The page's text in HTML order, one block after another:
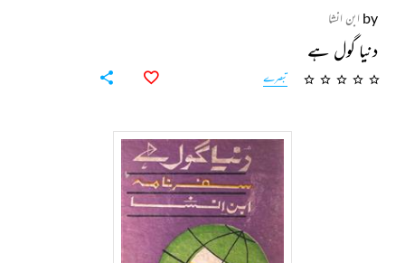
by ابن انشا
دنیا گول ہے
تبصرے